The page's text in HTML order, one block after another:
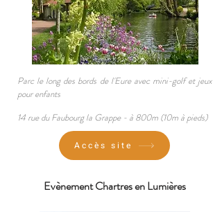
Parc le long des bords de l'Eure avec mini-golf et jeux
pour enfants
14 rue du Faubourg la Grappe- à 800m (10m à pieds)
Accès site
Evènement Chartres en Lumières